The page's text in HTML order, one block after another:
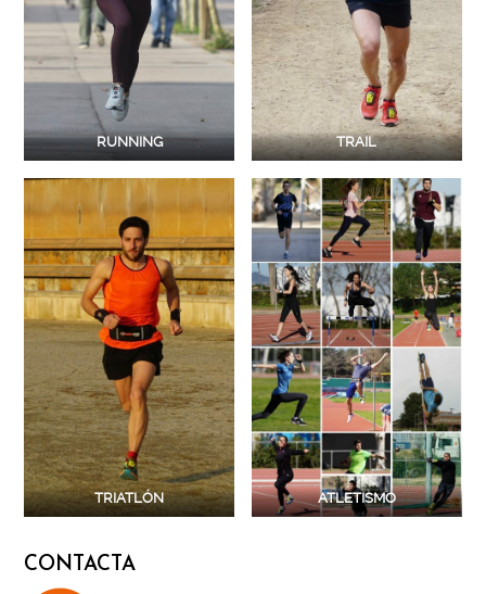
RUNNING TRAIL
TRIATLÓN ATLETISMO
CONTACTA